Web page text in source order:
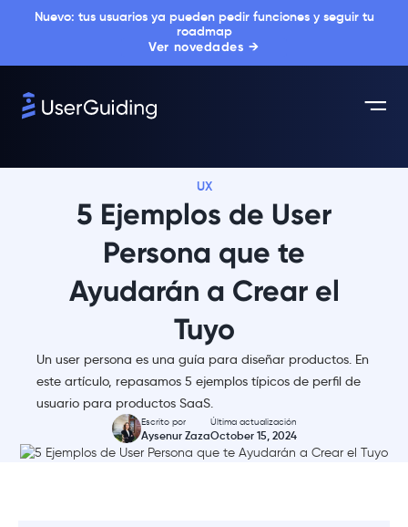
Nuevo: tus usuarios ya pueden pedir funciones y seguir tu
roadmap
Ver novedades →
UX
5 Ejemplos de User
Persona que te
Ayudarán a Crear el
Tuyo
Un user persona es una guía para diseñar productos. En
este artículo, repasamos 5 ejemplos típicos de perfil de
usuario para productos SaaS.
Escrito por
Aysenur Zaza
Última actualización
October 15, 2024